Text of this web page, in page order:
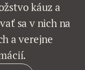
káuz a
sa v nich na
a verejne